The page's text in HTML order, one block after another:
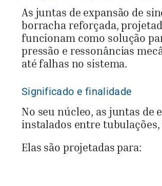
As juntas de expansão de
borracha reforçada,
funcionam como solução
pressão e ressonâncias
até falhas no sistema.
Significado e finalidade
No seu núcleo, as juntas de
instalados entre
Elas são projetadas para: